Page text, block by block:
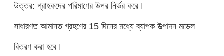
উত্তর: গ্রাহকদের পরিমাণের উপর নির্ভর করে।
সাধারণত আমানত গ্রহণের 15 দিনের মধ্যে ব্যাপক উত্পাদন মডেল
বিতরণ করা হবে।